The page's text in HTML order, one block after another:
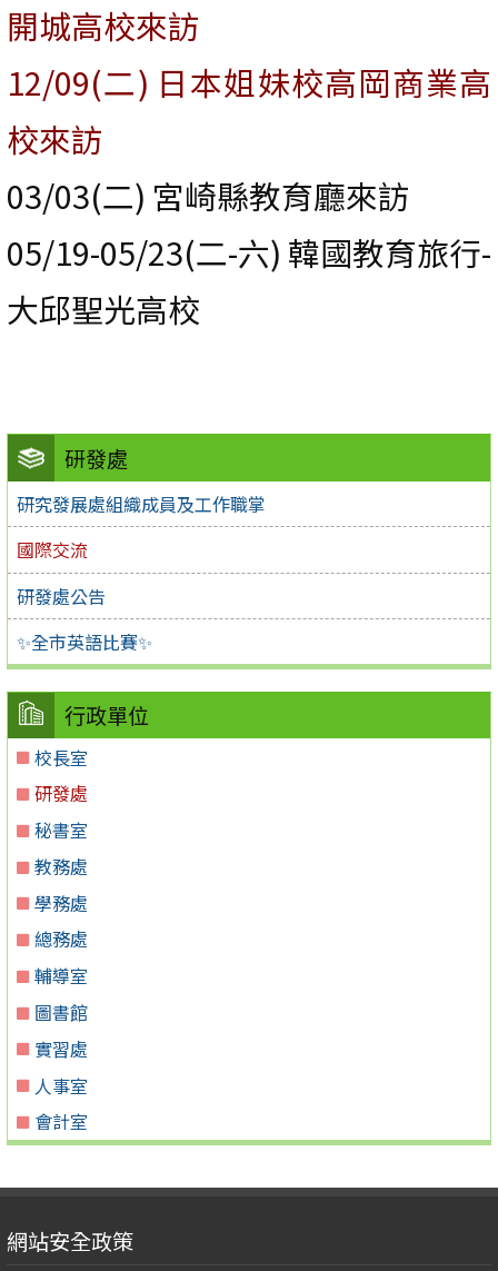
研發處
研究發展處組織成員及工作職掌
國際交流
研發處公告
✨全市英語比賽✨
行政單位
校長室
研發處
秘書室
教務處
學務處
總務處
輔導室
圖書館
實習處
人事室
會計室
開城高校來訪
12/09(二) 日本姐妹校高岡商業高
校來訪
03/03(二) 宮崎縣教育廳來訪
05/19-05/23(二-六) 韓國教育旅行-
大邱聖光高校
網站安全政策